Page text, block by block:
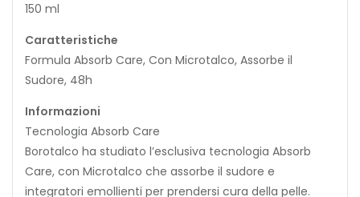
150 ml
Caratteristiche
Formula Absorb Care, Con Microtalco, Assorbe il
Sudore, 48h
Informazioni
Tecnologia Absorb Care
Borotalco ha studiato l’esclusiva tecnologia Absorb
Care, con Microtalco che assorbe il sudore e
integratori emollienti per prendersi cura della pelle.